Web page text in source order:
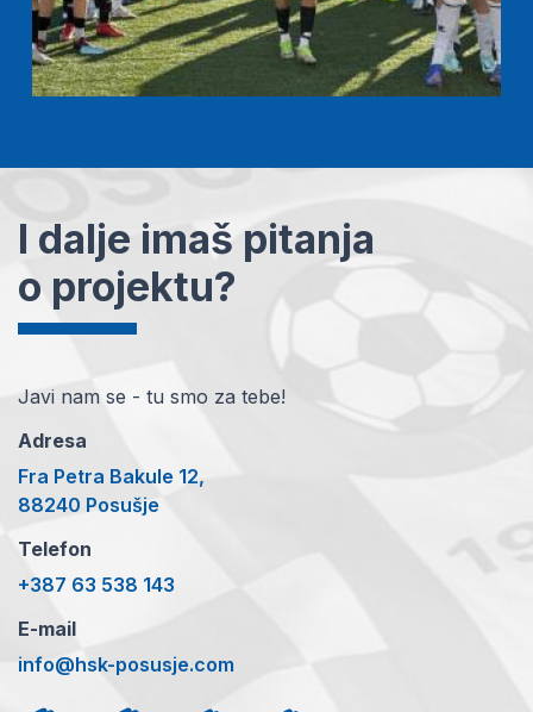
I dalje imaš pitanja
o projektu?
Javi nam se - tu smo za tebe!
Adresa
Fra Petra Bakule 12,
88240 Posušje
Telefon
+387 63 538 143
E-mail
info@hsk-posusje.com